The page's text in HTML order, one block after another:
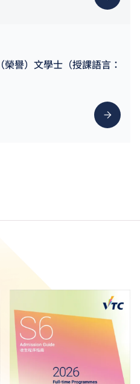
譽）文學士（授課語言：